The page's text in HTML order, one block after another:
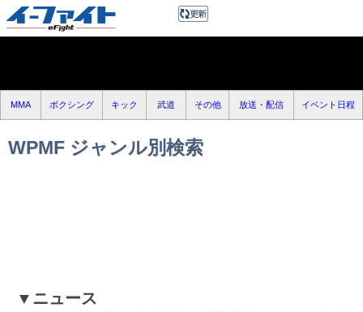
MMA ボクシング キック 武道 その他 放送・配信 イベント日程
WPMF ジャンル別検索
ニュース